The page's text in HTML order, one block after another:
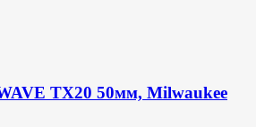
TX20 50мм, Milwaukee